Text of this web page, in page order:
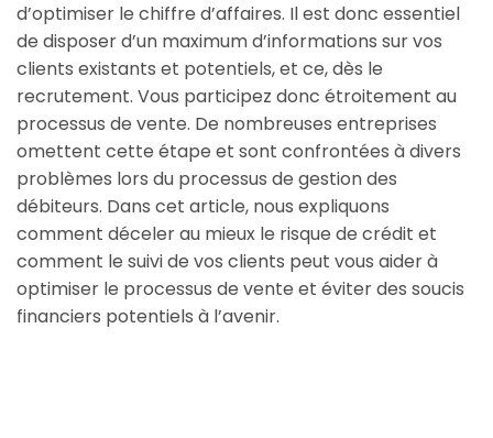
d’optimiser le chiffre d’affaires. Il est donc essentiel
de disposer d’un maximum d’informations sur vos
clients existants et potentiels, et ce, dès le
recrutement. Vous participez donc étroitement au
processus de vente. De nombreuses entreprises
omettent cette étape et sont confrontées à divers
problèmes lors du processus de gestion des
débiteurs. Dans cet article, nous expliquons
comment déceler au mieux le risque de crédit et
comment le suivi de vos clients peut vous aider à
optimiser le processus de vente et éviter des soucis
financiers potentiels à l’avenir.